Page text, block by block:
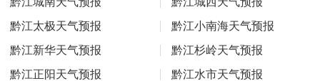
黔江太极天气预报
黔江小南海天气预报
黔江新华天气预报
黔江杉岭天气预报
黔江正阳天气预报
黔江水市天气预报